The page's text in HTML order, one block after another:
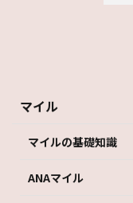
マイル
マイルの基礎知識
ANAマイル